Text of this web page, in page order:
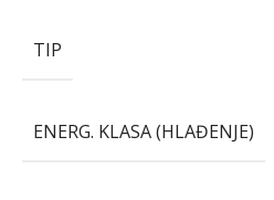
TIP
ENERG. KLASA (HLAĐENJE)